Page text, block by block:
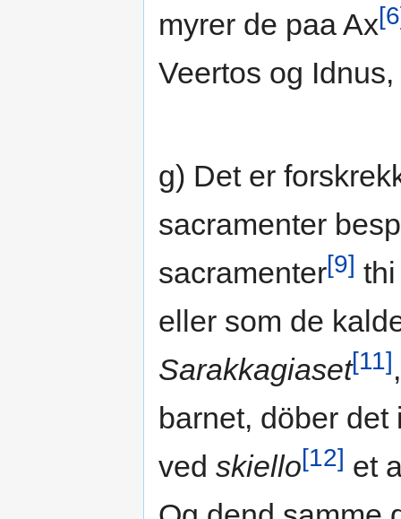
myrer de paa Ax
Veertos og
g) Det er
sacramenter
sacramenter[9]
eller som de
Sarakkagiaset[11]
barnet, döber
ved skiello[12] et